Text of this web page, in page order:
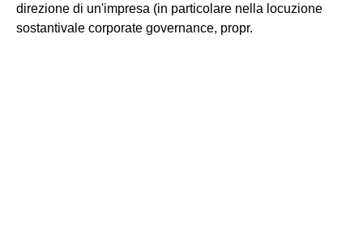
direzione di un'impresa (in particolare nella locuzione
sostantivale corporate governance, propr.